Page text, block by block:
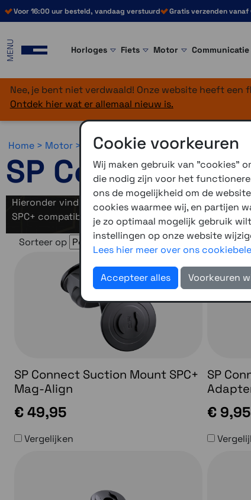
Voor 16:00 uur besteld, vandaag verstuurd Gratis verzenden
MENU Horloges Fiets Motor Communicatie
Nee, je bent niet verdwaald! Onze website heeft
Ontdek hier wat er allemaal nieuw is.
Home > Motor > Smartphone > SP Connect > SP
SP Connect
Hieronder vind je nog meer artikelen van SP
SPC+ compatibel zijn. Wanneer je nog een hoes
Sorteer op
SP Connect Suction Mount SPC+
Mag-Align
€ 49,95
Vergelijken
SP
€ 9,95
Cookie voorkeuren
Wij maken gebruik van "cookies"
die nodig zijn voor het
ons de mogelijkheid om de
cookies waarmee wij, en partijen
je zo optimaal mogelijk gebruik
instellingen op onze website
Lees hier meer over ons
Accepteer alles Voorkeuren